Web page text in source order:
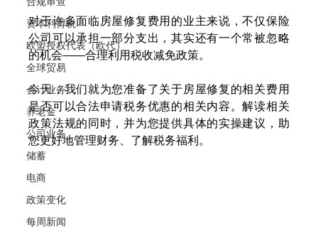
资本利得税
欧盟授权代表（欧代）
全球贸易
会计业务
养老金
公司业务
储蓄
电商
政策变化
每周新闻
对于许多面临房屋修复费用的业主来说，不仅保险
公司可以承担一部分支出，其实还有一个常被忽略
的机会——合理利用税收减免政策。
今天，我们就为您准备了关于房屋修复的相关费用
是否可以合法申请税务优惠的相关内容。解读相关
政策法规的同时，并为您提供具体的实操建议，助
您更好地管理财务、了解税务福利。